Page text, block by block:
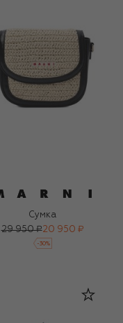
Сумка
29 950 ₽20 950 ₽
-30%